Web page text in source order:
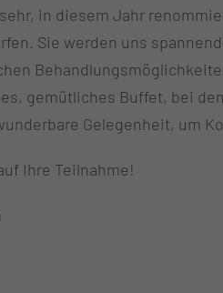
in diesem Jahr
Sie werden uns
gemütliches Buffet, bei
Gelegenheit, um
Ihre Teilnahme!